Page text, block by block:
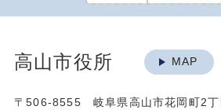
高山市役所 MAP
〒506-8555 岐阜県高山市花岡町2